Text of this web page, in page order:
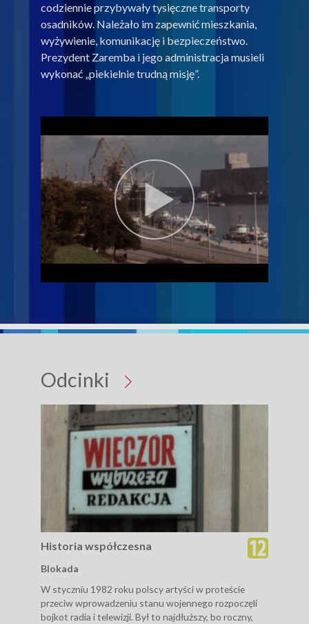
codziennie przybywały tysięczne transporty
osadników. Należało im zapewnić mieszkania,
wyżywienie, komunikację i bezpieczeństwo.
Prezydent Zaremba i jego administracja musieli
wykonać „piekielnie trudną misję”.
Odcinki
Historia współczesna
Blokada
W styczniu 1982 roku polscy artyści w proteście
przeciw wprowadzeniu stanu wojennego rozpoczęli
bojkot radia i telewizji. Był to najdłuższy, bo roczny,